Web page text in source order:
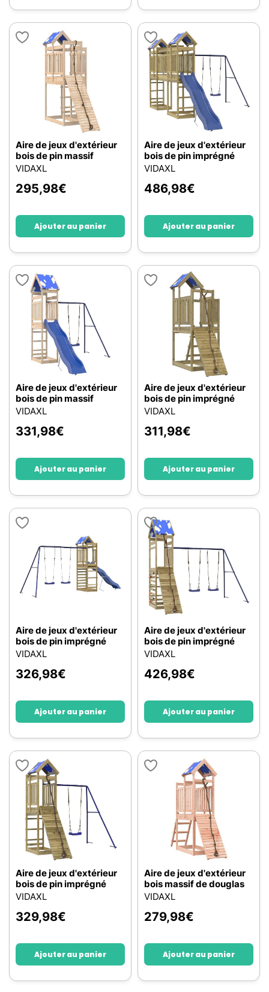
Aire de jeux d'extérieur
bois de pin massif
VIDAXL
295,98€
Ajouter au panier
Aire de jeux d'extérieur
bois de pin imprégné
VIDAXL
486,98€
Ajouter au panier
Aire de jeux d'extérieur
bois de pin massif
VIDAXL
331,98€
Ajouter au panier
Aire de jeux d'extérieur
bois de pin imprégné
VIDAXL
311,98€
Ajouter au panier
Aire de jeux d'extérieur
bois de pin imprégné
VIDAXL
326,98€
Ajouter au panier
Aire de jeux d'extérieur
bois de pin imprégné
VIDAXL
426,98€
Ajouter au panier
Aire de jeux d'extérieur
bois de pin imprégné
VIDAXL
329,98€
Ajouter au panier
Aire de jeux d'extérieur
bois massif de douglas
VIDAXL
279,98€
Ajouter au panier